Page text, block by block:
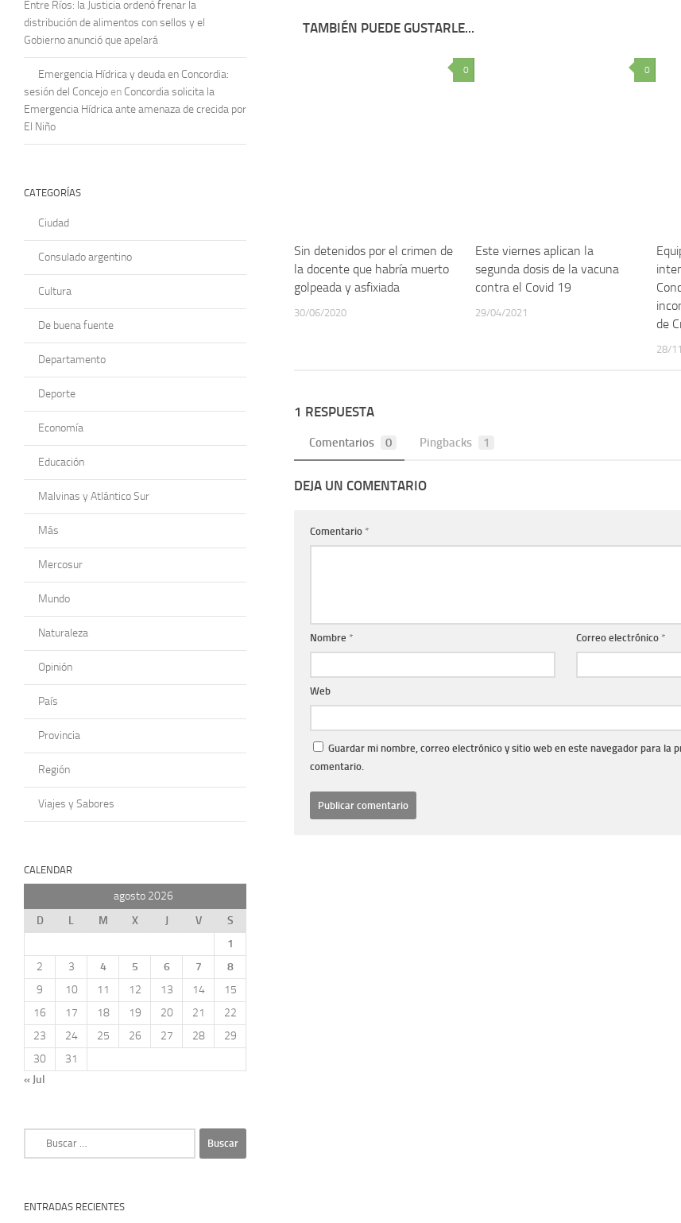
TAMBIÉN PUEDE GUSTARLE...
0
Sin detenidos por el crimen de
la docente que habría muerto
golpeada y asfixiada
30/06/2020
0
Este viernes aplican la
segunda dosis de la vacuna
contra el Covid 19
29/04/2021
de
28/
1 RESPUESTA
Comentarios 0 Pingbacks 1
DEJA UN COMENTARIO
Comentario *
Nombre * Correo electrónico *
Web
Guardar mi nombre, correo electrónico y sitio web en este navegador para la
comentario.
Entre Ríos: la Justicia ordenó frenar la
distribución de alimentos con sellos y el
Gobierno anunció que apelará
Emergencia Hídrica y deuda en Concordia:
sesión del Concejo en Concordia solicita la
Emergencia Hídrica ante amenaza de crecida por
El Niño
CATEGORÍAS
Ciudad
Consulado argentino
Cultura
De buena fuente
Departamento
Deporte
Economía
Educación
Malvinas y Atlántico Sur
Más
Mercosur
Mundo
Naturaleza
Opinión
País
Provincia
Región
Viajes y Sabores
CALENDAR
agosto 2026
D
L M X J V
S
1
2
3 4 5 6 7
8
9
10 11 12 13 14
15
16
17 18 19 20 21
22
23
24 25 26 27 28
29
30
31
« Jul
ENTRADAS RECIENTES